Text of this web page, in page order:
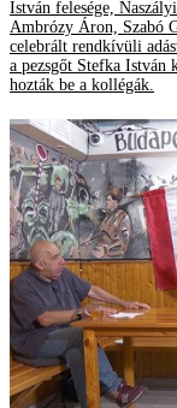
István felesége,
Ambrózy Áron, Szabó
celebrált rendkívüli
a pezsgőt Stefka István
hozták be a kollégák.